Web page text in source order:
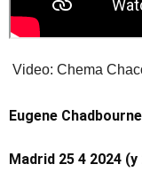
Video: Chema
Eugene
Madrid 25 4 2024 (y